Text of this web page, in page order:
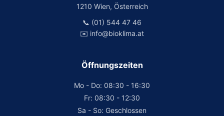
1210 Wien, Österreich
📞 (01) 544 47 46
✉️ info@bioklima.at
Öffnungszeiten
Mo - Do: 08:30 - 16:30
Fr: 08:30 - 12:30
Sa - So: Geschlossen